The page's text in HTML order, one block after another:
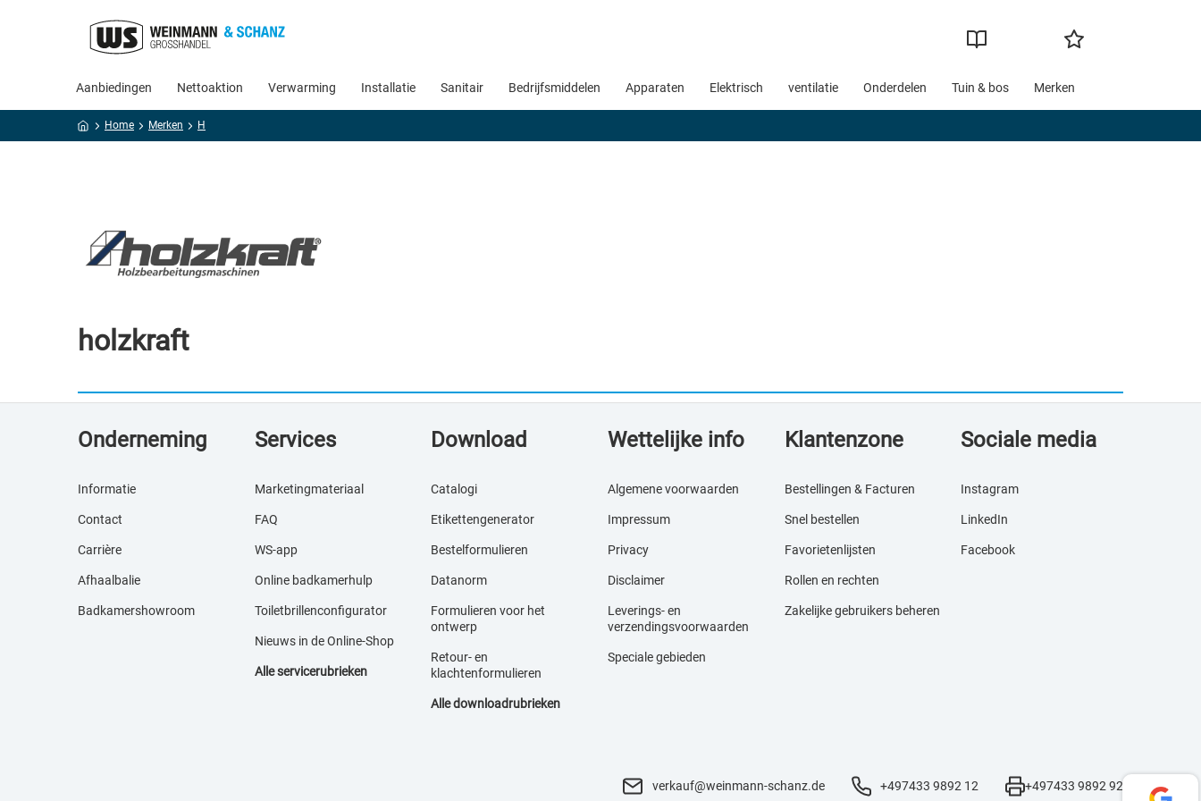
Aanbiedingen Nettoaktion Verwarming Installatie Sanitair Bedrijfsmiddelen Apparaten Elektrisch ventilatie Onderdelen Tuin & bos Merken
Home Merken H
holzkraft
Onderneming
Informatie
Contact
Carrière
Afhaalbalie
Badkamershowroom
Services
Marketingmateriaal
FAQ
WS-app
Online badkamerhulp
Toiletbrillenconfigurator
Nieuws in de Online-Shop
Alle servicerubrieken
Download
Catalogi
Etikettengenerator
Bestelformulieren
Datanorm
Formulieren voor het
ontwerp
Retour- en
klachtenformulieren
Alle downloadrubrieken
Wettelijke info
Algemene voorwaarden
Impressum
Privacy
Disclaimer
Leverings- en
verzendingsvoorwaarden
Speciale gebieden
Klantenzone
Bestellingen & Facturen
Snel bestellen
Favorietenlijsten
Rollen en rechten
Zakelijke gebruikers beheren
Sociale media
Instagram
LinkedIn
Facebook
verkauf@weinmann-schanz.de +497433 9892 12 +497433 9892 92